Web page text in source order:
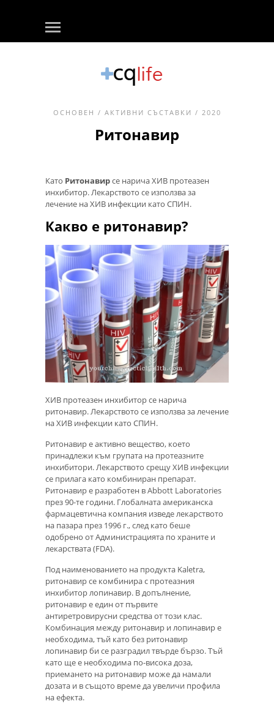
ОСНОВЕН / АКТИВНИ СЪСТАВКИ / 2020
Ритонавир
Като Ритонавирсе нарича ХИВ протеазен
инхибитор. Лекарството се използва за
лечение на ХИВ инфекции като СПИН.
Какво е ритонавир?
ХИВ протеазен инхибитор се нарича
ритонавир. Лекарството се използва за лечение
на ХИВ инфекции като СПИН.
Ритонавир е активно вещество, което
принадлежи към групата на протеазните
инхибитори. Лекарството срещу ХИВ инфекции
се прилага като комбиниран препарат.
Ритонавир е разработен в Abbott Laboratories
през 90-те години. Глобалната американска
фармацевтична компания изведе лекарството
на пазара през 1996 г., след като беше
одобрено от Администрацията по храните и
лекарствата (FDA).
Под наименованието на продукта Kaletra,
ритонавир се комбинира с протеазния
инхибитор лопинавир. В допълнение,
ритонавир е един от първите
антиретровирусни средства от този клас.
Комбинация между ритонавир и лопинавир е
необходима, тъй като без ритонавир
лопинавир би се разградил твърде бързо. Тъй
като ще е необходима по-висока доза,
приемането на ритонавир може да намали
дозата и в същото време да увеличи профила
на ефекта.